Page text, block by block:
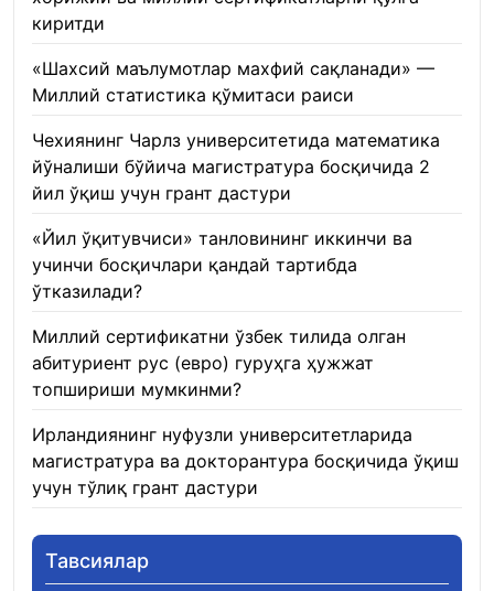
киритди
«Шахсий маълумотлар махфий сақланади» —
Миллий статистика қўмитаси раиси
Чехиянинг Чарлз университетида математика
йўналиши бўйича магистратура босқичида 2
йил ўқиш учун грант дастури
«Йил ўқитувчиси» танловининг иккинчи ва
учинчи босқичлари қандай тартибда
ўтказилади?
Миллий сертификатни ўзбек тилида олган
абитуриент рус (евро) гуруҳга ҳужжат
топшириши мумкинми?
Ирландиянинг нуфузли университетларида
магистратура ва докторантура босқичида ўқиш
учун тўлиқ грант дастури
Тавсиялар